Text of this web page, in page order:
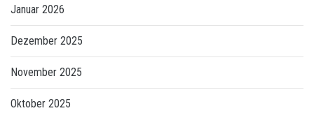
Januar 2026
Dezember 2025
November 2025
Oktober 2025